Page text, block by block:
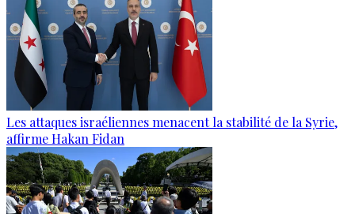
Les attaques israéliennes menacent la stabilité de la Syrie,
affirme Hakan Fidan